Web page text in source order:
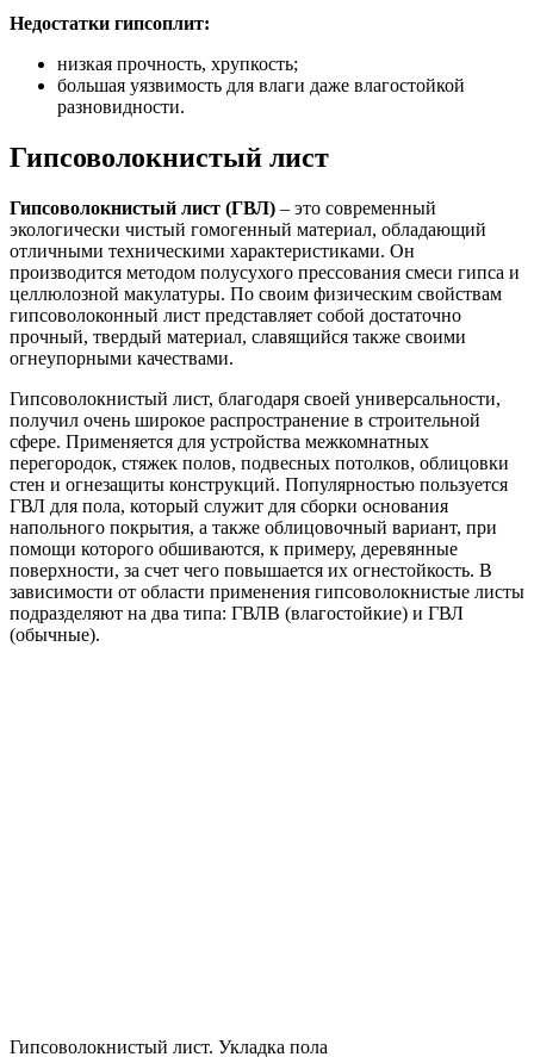
Недостатки гипсоплит:
низкая прочность, хрупкость;
большая уязвимость для влаги даже влагостойкой
разновидности.
Гипсоволокнистый лист
Гипсоволокнистый лист (ГВЛ) – это современный
экологически чистый гомогенный материал, обладающий
отличными техническими характеристиками. Он
производится методом полусухого прессования смеси гипса и
целлюлозной макулатуры. По своим физическим свойствам
гипсоволоконный лист представляет собой достаточно
прочный, твердый материал, славящийся также своими
огнеупорными качествами.
Гипсоволокнистый лист, благодаря своей универсальности,
получил очень широкое распространение в строительной
сфере. Применяется для устройства межкомнатных
перегородок, стяжек полов, подвесных потолков, облицовки
стен и огнезащиты конструкций. Популярностью пользуется
ГВЛ для пола, который служит для сборки основания
напольного покрытия, а также облицовочный вариант, при
помощи которого обшиваются, к примеру, деревянные
поверхности, за счет чего повышается их огнестойкость. В
зависимости от области применения гипсоволокнистые листы
подразделяют на два типа: ГВЛВ (влагостойкие) и ГВЛ
(обычные).
Гипсоволокнистый лист. Укладка пола